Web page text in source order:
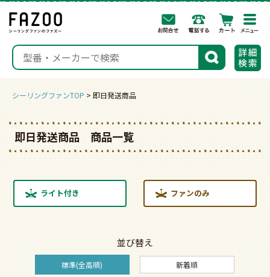
検索
シーリングファンTOP 即日発送商品
即日発送商品 商品一覧
ライト付き ファンのみ
並び替え
標準(全高順) 新着順